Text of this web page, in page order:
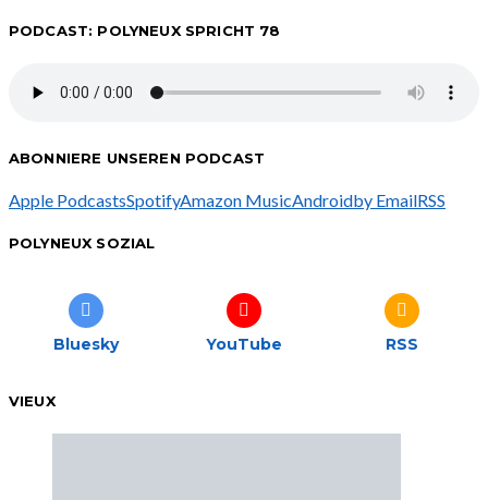
PODCAST: POLYNEUX SPRICHT 78
ABONNIERE UNSEREN PODCAST
Apple PodcastsSpotifyAmazon MusicAndroidby EmailRSS
POLYNEUX SOZIAL
Bluesky YouTube RSS
VIEUX